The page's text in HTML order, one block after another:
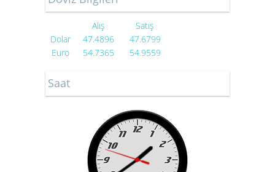
Alış
Satış
Dolar
47.4896
47.6799
Euro
54.7365 54.9559
Saat